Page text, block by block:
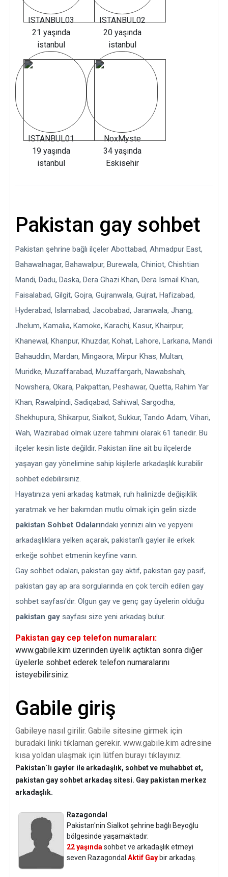
ISTANBUL03
21 yaşında
istanbul
ISTANBUL02
20 yaşında
istanbul
ISTANBUL01
19 yaşında
istanbul
NoxMyste
34 yaşında
Eskisehir
Pakistan gay sohbet
Pakistan şehrine bağlı ilçeler Abottabad, Ahmadpur East,
Bahawalnagar, Bahawalpur, Burewala, Chiniot, Chishtian
Mandi, Dadu, Daska, Dera Ghazi Khan, Dera Ismail Khan,
Faisalabad, Gilgit, Gojra, Gujranwala, Gujrat, Hafizabad,
Hyderabad, Islamabad, Jacobabad, Jaranwala, Jhang,
Jhelum, Kamalia, Kamoke, Karachi, Kasur, Khairpur,
Khanewal, Khanpur, Khuzdar, Kohat, Lahore, Larkana, Mandi
Bahauddin, Mardan, Mingaora, Mirpur Khas, Multan,
Muridke, Muzaffarabad, Muzaffargarh, Nawabshah,
Nowshera, Okara, Pakpattan, Peshawar, Quetta, Rahim Yar
Khan, Rawalpindi, Sadiqabad, Sahiwal, Sargodha,
Shekhupura, Shikarpur, Sialkot, Sukkur, Tando Adam, Vihari,
Wah, Wazirabad olmak üzere tahmini olarak 61 tanedir. Bu
ilçeler kesin liste değildir. Pakistan iline ait bu ilçelerde
yaşayan gay yönelimine sahip kişilerle arkadaşlık kurabilir
sohbet edebilirsiniz.
Hayatınıza yeni arkadaş katmak, ruh halinizde değişiklik
yaratmak ve her bakımdan mutlu olmak için gelin sizde
pakistan Sohbet Odalarındaki yerinizi alın ve yepyeni
arkadaşlıklara yelken açarak, pakistan'lı gayler ile erkek
erkeğe sohbet etmenin keyfine varın.
Gay sohbet odaları, pakistan gay aktif, pakistan gay pasif,
pakistan gay ap ara sorgularında en çok tercih edilen gay
sohbet sayfası'dır. Olgun gay ve genç gay üyelerin olduğu
pakistan gay sayfası size yeni arkadaş bulur.
Pakistan gay cep telefon numaraları:
www.gabile.kim üzerinden üyelik açtıktan sonra diğer
üyelerle sohbet ederek telefon numaralarını
isteyebilirsiniz.
Gabile giriş
Gabileye nasıl girilir. Gabile sitesine girmek için
buradaki linki tıklaman gerekir. www.gabile.kim adresine
kısa yoldan ulaşmak için lütfen burayı tıklayınız.
Pakistan`lı gayler ile arkadaşlık, sohbet ve muhabbet et,
pakistan gay sohbet arkadaş sitesi. Gay pakistan merkez
arkadaşlık.
Razagondal
Pakistan'nin Sialkot şehrine bağlı Beyoğlu
bölgesinde yaşamaktadır.
22 yaşında sohbet ve arkadaşlık etmeyi
seven RazagondalAktif Gay bir arkadaş.